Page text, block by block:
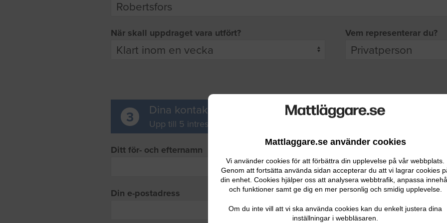
Mattlaggare.se använder cookies
Vi använder cookies för att förbättra din upplevelse på vår webbplats.
Genom att fortsätta använda sidan accepterar du att vi lagrar cookies
din enhet. Cookies hjälper oss att analysera webbtrafik, anpassa
och funktioner samt ge dig en mer personlig och smidig upplevelse.
Om du inte vill att vi ska använda cookies kan du enkelt justera dina
inställningar i webbläsaren.
När skall uppdraget vara utfört? Vem representerar du?
3 Dina kontaktuppgifter
Upp till 5 intresserade leverantörer får möjlighet att ta kontakt med dig.
Ditt för- och efternamn
Din e-postadress Ditt telefonnummer